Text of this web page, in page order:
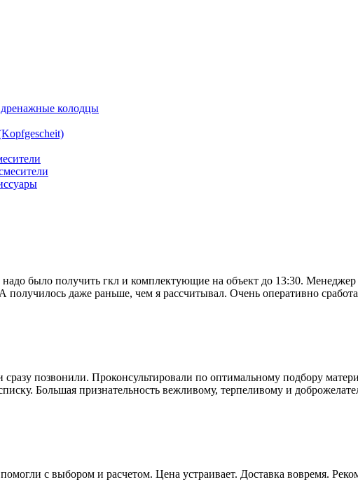
колодцы
надо было получить гкл и комплектующие на объект до 13:30.
получилось даже раньше, чем я рассчитывал. Очень оперативно
сразу позвонили. Проконсультировали по оптимальному подбору
Большая признательность вежливому, терпеливому и
с выбором и расчетом. Цена устраивает. Доставка вовремя.